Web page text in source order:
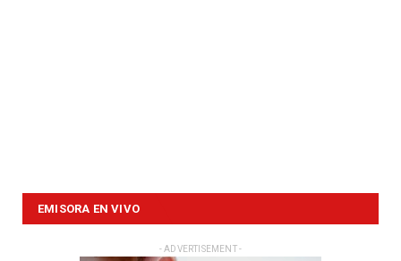
EMISORA EN VIVO
- ADVERTISEMENT -